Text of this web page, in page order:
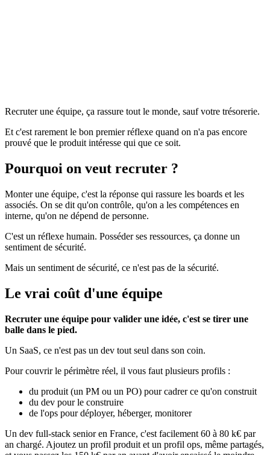
Recruter une équipe, ça rassure tout le monde, sauf votre trésorerie.
Et c'est rarement le bon premier réflexe quand on n'a pas encore
prouvé que le produit intéresse qui que ce soit.
Pourquoi on veut recruter ?
Monter une équipe, c'est la réponse qui rassure les boards et les
associés. On se dit qu'on contrôle, qu'on a les compétences en
interne, qu'on ne dépend de personne.
C'est un réflexe humain. Posséder ses ressources, ça donne un
sentiment de sécurité.
Mais un sentiment de sécurité, ce n'est pas de la sécurité.
Le vrai coût d'une équipe
Recruter une équipe pour valider une idée, c'est se tirer une
balle dans le pied.
Un SaaS, ce n'est pas un dev tout seul dans son coin.
Pour couvrir le périmètre réel, il vous faut plusieurs profils :
du produit (un PM ou un PO) pour cadrer ce qu'on construit
du dev pour le construire
de l'ops pour déployer, héberger, monitorer
Un dev full-stack senior en France, c'est facilement 60 à 80 k€ par
an chargé. Ajoutez un profil produit et un profil ops, même partagés,